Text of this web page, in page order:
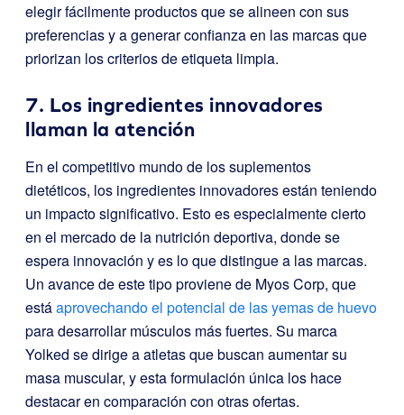
elegir fácilmente productos que se alineen con sus
preferencias y a generar confianza en las marcas que
priorizan los criterios de etiqueta limpia.
7. Los ingredientes innovadores
llaman la atención
En el competitivo mundo de los suplementos
dietéticos, los ingredientes innovadores están teniendo
un impacto significativo. Esto es especialmente cierto
en el mercado de la nutrición deportiva, donde se
espera innovación y es lo que distingue a las marcas.
Un avance de este tipo proviene de Myos Corp, que
estáaprovechando el potencial de las yemas de huevo
para desarrollar músculos más fuertes. Su marca
Yolked se dirige a atletas que buscan aumentar su
masa muscular, y esta formulación única los hace
destacar en comparación con otras ofertas.